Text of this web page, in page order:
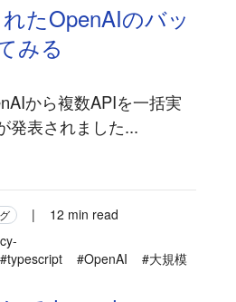
たOpenAIのバッ
みる
から複数APIを一括実
発表されました...
|
12 min read
#typescript #OpenAI
#大規模